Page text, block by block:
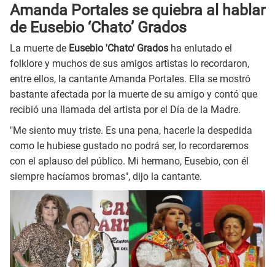
Amanda Portales se quiebra al hablar
de Eusebio ‘Chato’ Grados
La muerte de Eusebio 'Chato' Grados ha enlutado el
folklore y muchos de sus amigos artistas lo recordaron,
entre ellos, la cantante Amanda Portales. Ella se mostró
bastante afectada por la muerte de su amigo y contó que
recibió una llamada del artista por el Día de la Madre.
"Me siento muy triste. Es una pena, hacerle la despedida
como le hubiese gustado no podrá ser, lo recordaremos
con el aplauso del público. Mi hermano, Eusebio, con él
siempre hacíamos bromas", dijo la cantante.